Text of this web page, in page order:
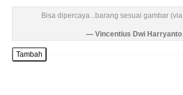
Bisa dipercaya...barang sesuai gambar
Vincentius Dwi Harryanto
Tambah